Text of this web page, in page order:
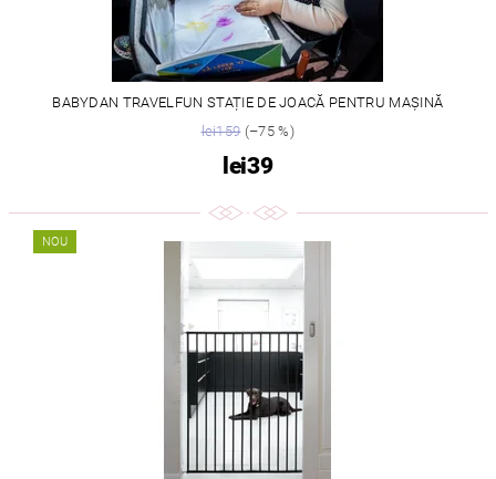
BABYDAN TRAVELFUN STAȚIE DE JOACĂ PENTRU MAȘINĂ
lei159(–75 %)
lei39
NOU